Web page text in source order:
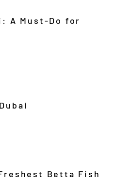
A Must-Do for
Betta Fish